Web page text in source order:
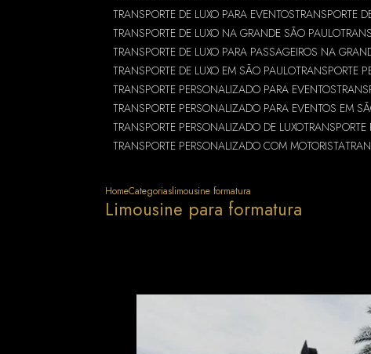
TRANSPORTE DE LUXO PARA EVENTOSTRANSPORTE
TRANSPORTE DE LUXO NA GRANDE SÃO PAULO
TRANSPORTE DE LUXO PARA PASSAGEIROS NA
TRANSPORTE DE LUXO EM SÃO PAULOTRANSPORTE
TRANSPORTE PERSONALIZADO PARA EVENTOS
TRANSPORTE PERSONALIZADO PARA EVENTOS EM
TRANSPORTE PERSONALIZADO DE LUXO
TRANSPORTE PERSONALIZADO COM MOTORISTA
HomeCategoriaslimousine formatura
Limousine para formatura